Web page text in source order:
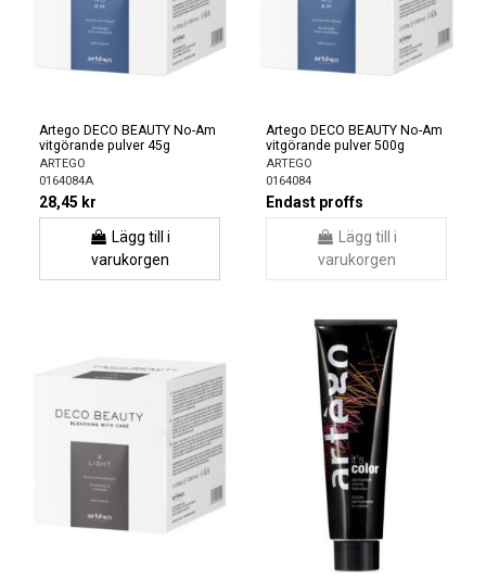
Artego DECO BEAUTY No-Am
vitgörande pulver 45g
ARTEGO
0164084A
28,45 kr
Lägg till i
varukorgen
Artego DECO BEAUTY No-Am
vitgörande pulver 500g
ARTEGO
0164084
Endast proffs
Lägg till i
varukorgen